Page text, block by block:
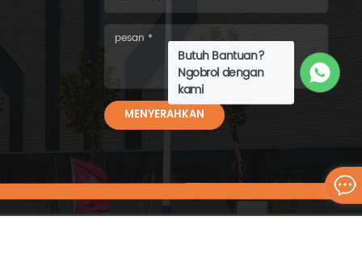
Butuh Bantuan?
Ngobrol dengan
kami
MENYERAHKAN